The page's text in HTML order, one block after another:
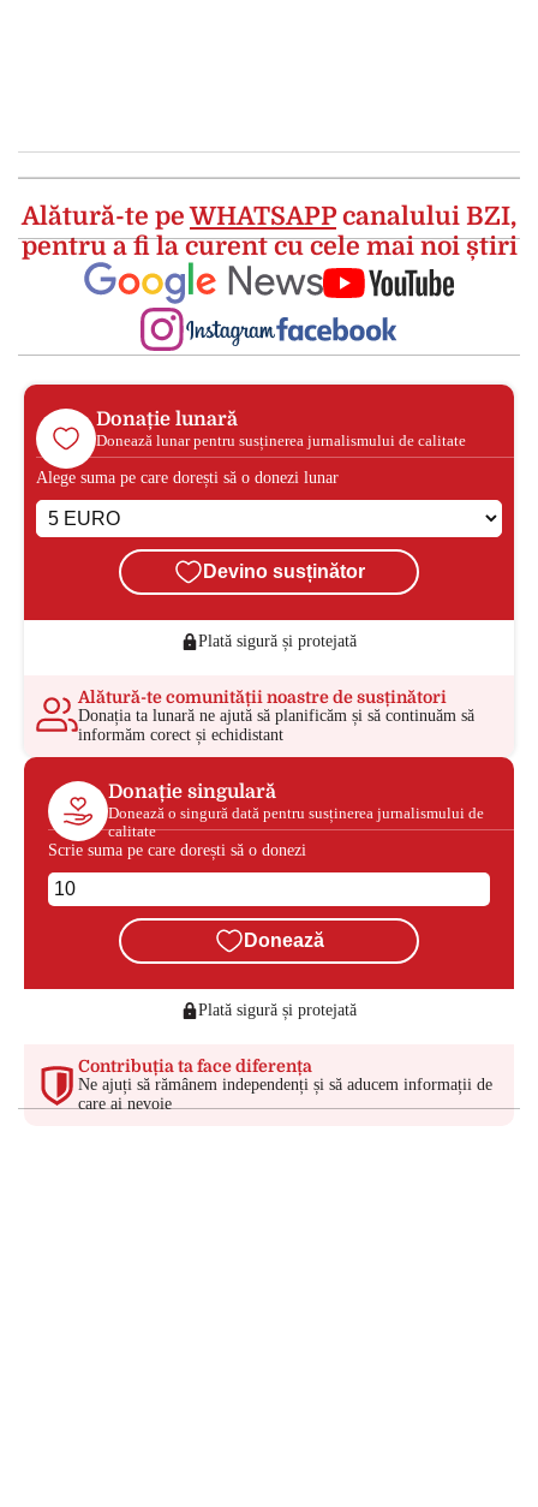
Alătură-te peWHATSAPPcanalului BZI,
pentru a fi la curent cu cele mai noi știri
Donație lunară
Donează lunar pentru susținerea jurnalismului de calitate
Alege suma pe care dorești să o donezi lunar
Devino susținător
Plată sigură și protejată
Alătură-te comunității noastre de susținători
Donația ta lunară ne ajută să planificăm și să continuăm să
informăm corect și echidistant
Donație singulară
Donează o singură dată pentru susținerea jurnalismului de
calitate
Scrie suma pe care dorești să o donezi
Donează
Plată sigură și protejată
Contribuția ta face diferența
Ne ajuți să rămânem independenți și să aducem informații de
care ai nevoie